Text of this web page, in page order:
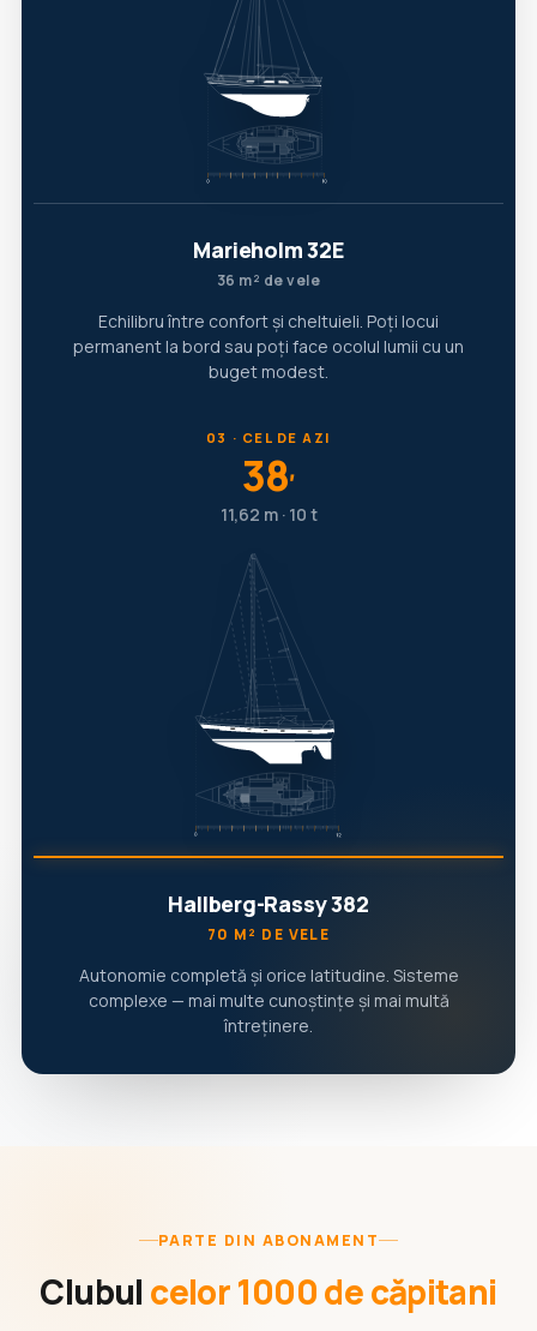
Marieholm 32E
36 m² de vele
Echilibru între confort și cheltuieli. Poți locui
permanent la bord sau poți face ocolul lumii cu un
buget modest.
03 · CEL DE AZI
38′
11,62 m · 10 t
Hallberg-Rassy 382
70 M² DE VELE
Autonomie completă și orice latitudine. Sisteme
complexe — mai multe cunoștințe și mai multă
întreținere.
PARTE DIN ABONAMENT
Clubul celor 1000 de căpitani